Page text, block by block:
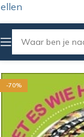
Home/CD-Single
-70%